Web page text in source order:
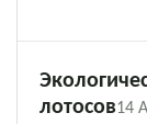
лотосов14